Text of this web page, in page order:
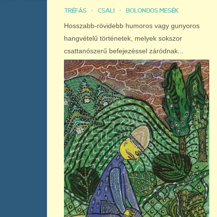
TRÉFÁS CSALI BOLONDOS MESÉK
Hosszabb-rövidebb humoros vagy gunyoros
hangvételű történetek, melyek sokszor
csattanószerű befejezéssel záródnak...